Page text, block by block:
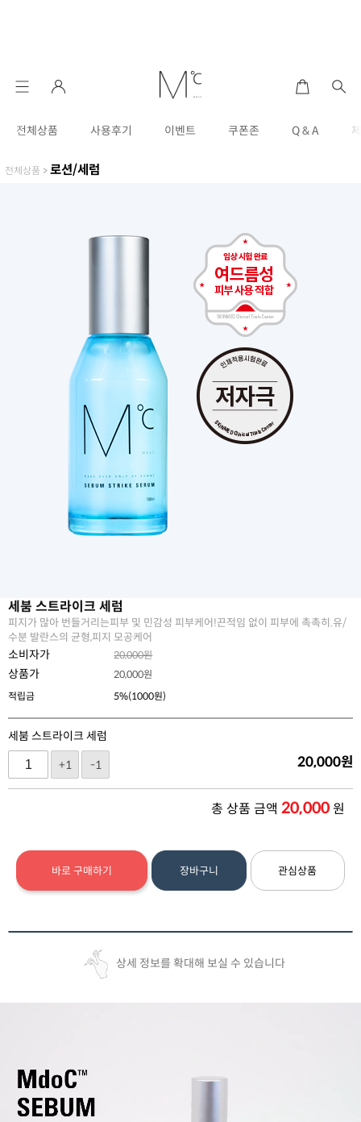
전체상품 사용후기 이벤트 쿠폰존 Q & A
전체상품 > 로션/세럼
세붐 스트라이크 세럼
피지가 많아 번들거리는피부 및 민감성 피부케어!끈적임 없이 피부에 촉촉히.유/
수분 발란스의 균형,피지 모공케어
소비자가 20,000원
상품가 20,000원
적립금
5%(1000원)
세붐 스트라이크 세럼
+1
-1 20,000원
총 상품 금액 20,000원
바로 구매하기 장바구니 관심상품
상세 정보를 확대해 보실 수 있습니다